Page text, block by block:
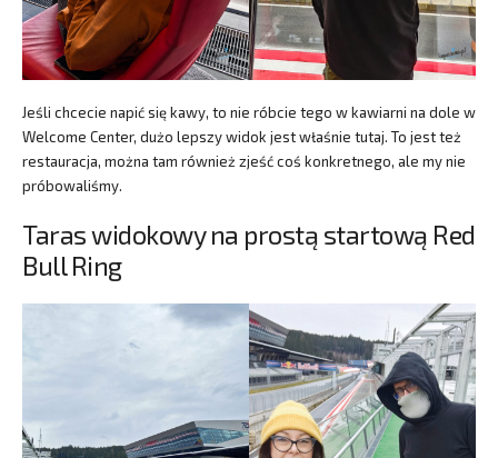
Jeśli chcecie napić się kawy, to nie róbcie tego w kawiarni na dole w
Welcome Center, dużo lepszy widok jest właśnie tutaj. To jest też
restauracja, można tam również zjeść coś konkretnego, ale my nie
próbowaliśmy.
Taras widokowy na prostą startową Red
Bull Ring